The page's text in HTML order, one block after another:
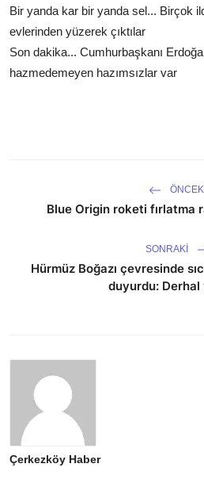
Bir yanda kar bir yanda sel... Birçok
evlerinden yüzerek çıktılar
Son dakika... Cumhurbaşkanı
hazmedemeyen hazımsızlar var
ÖNCEKI
Blue Origin roketi fırlatma
SONRAKI
Hürmüz Boğazı çevresinde
duyurdu: Derhal
Çerkezköy Haber